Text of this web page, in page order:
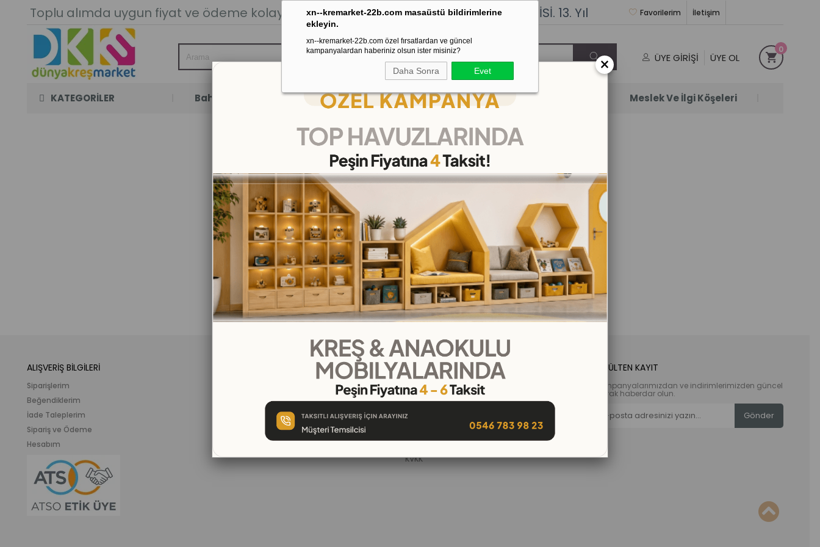
xn--kremarket-22b.com masaüstü bildirimlerine
ekleyin.
xn--kremarket-22b.com özel fırsatlardan ve güncel
kampanyalardan haberiniz olsun ister misiniz?
Daha Sonra Evet
Toplu alımda uygun fiyat ve ödeme kolaylığı. Stoktan Gönderim.% 100İADEGARANTİSİ. 13. Yıl İletişim
Favorilerim
ÜYE GIRIŞI ÜYE OL
0
KATEGORİLER Bahçe Oyun Odası Kaydırak Salıncak Tahterevalli Çok Satanlar Meslek Ve İlgi Köşeleri
ALIŞVERİŞ BİLGİLERİ
Siparişlerim
Beğendiklerim
İade Taleplerim
Sipariş ve Ödeme
Hesabım
Meslek ve İlgi Köşeleri
Eğitici Plastik Oyuncak
KURUMSAL
Hakkımızda
İletişim
Banka Hesap Numaraları
Gizlilik ve Güvenlik
Garanti ve İade
KVKK
E-BÜLTEN KAYIT
Kampanyalarımızdan ve indirimlerimizden güncel
olarak haberdar olun.
Gönder
×